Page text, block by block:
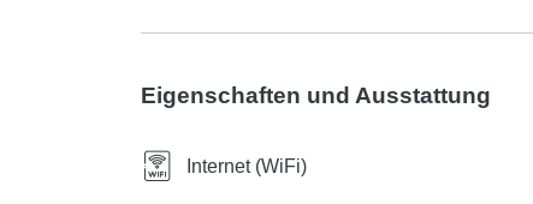
Eigenschaften und Ausstattung
Internet (WiFi)